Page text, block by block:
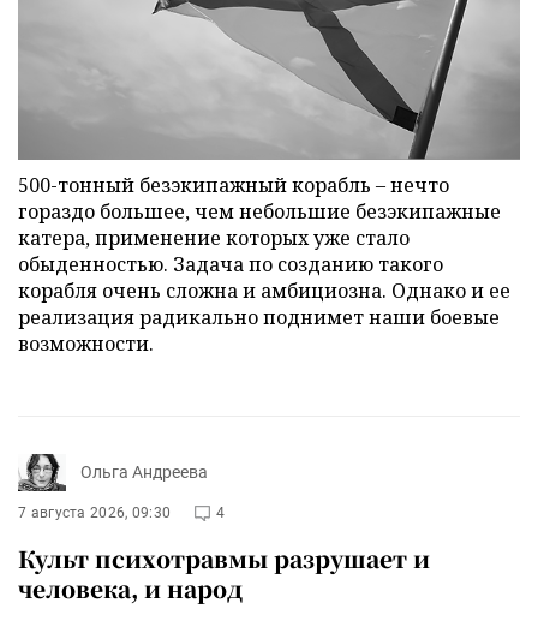
500-тонный безэкипажный корабль – нечто
гораздо большее, чем небольшие безэкипажные
катера, применение которых уже стало
обыденностью. Задача по созданию такого
корабля очень сложна и амбициозна. Однако и ее
реализация радикально поднимет наши боевые
возможности.
Ольга Андреева
7 августа 2026, 09:30 4
Культ психотравмы разрушает и
человека, и народ